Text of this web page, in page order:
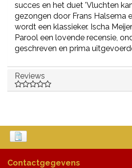
succes en het duet 'Vluchten
gezongen door Frans Halsema
wordt een klassieker. Ischa
Parool een lovende recensie,
geschreven en prima
Reviews
Contactgegevens